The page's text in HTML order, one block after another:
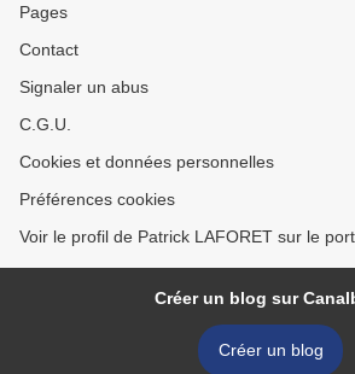
Pages
Contact
Signaler un abus
C.G.U.
Cookies et données personnelles
Préférences cookies
Voir le profil de Patrick LAFORET sur le
Créer un blog sur
Créer un blog